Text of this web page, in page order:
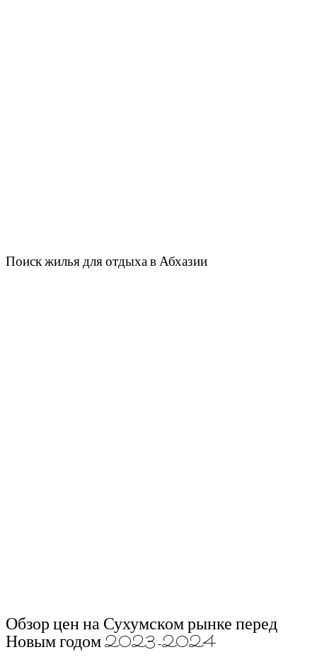
Поиск жилья для отдыха в Абхазии
Обзор цен на Сухумском рынке перед
Новым годом 2023-2024